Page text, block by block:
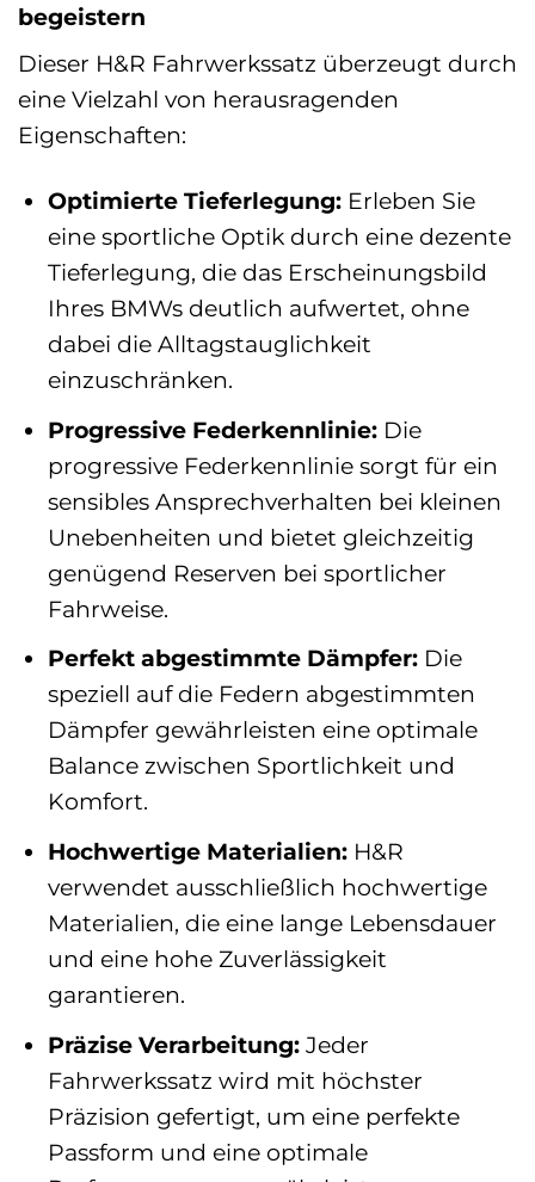
begeistern
Dieser H&R Fahrwerkssatz überzeugt durch
eine Vielzahl von herausragenden
Eigenschaften:
Optimierte Tieferlegung:Erleben Sie
eine sportliche Optik durch eine dezente
Tieferlegung, die das Erscheinungsbild
Ihres BMWs deutlich aufwertet, ohne
dabei die Alltagstauglichkeit
einzuschränken.
Progressive Federkennlinie:Die
progressive Federkennlinie sorgt für ein
sensibles Ansprechverhalten bei kleinen
Unebenheiten und bietet gleichzeitig
genügend Reserven bei sportlicher
Fahrweise.
Perfekt abgestimmte Dämpfer:Die
speziell auf die Federn abgestimmten
Dämpfer gewährleisten eine optimale
Balance zwischen Sportlichkeit und
Komfort.
Hochwertige Materialien:H&R
verwendet ausschließlich hochwertige
Materialien, die eine lange Lebensdauer
und eine hohe Zuverlässigkeit
garantieren.
Präzise Verarbeitung:Jeder
Fahrwerkssatz wird mit höchster
Präzision gefertigt, um eine perfekte
Passform und eine optimale